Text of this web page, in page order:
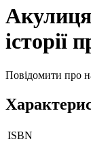
історії
Повідомити про
ISBN